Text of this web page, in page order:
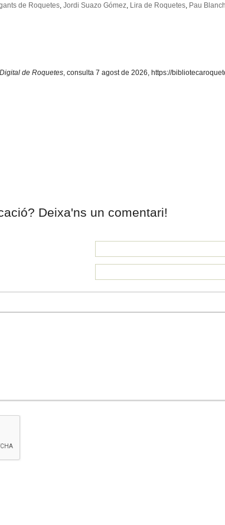
de Roquetes, Jordi Suazo Gómez, Lira de Roquetes, Pau
de Roquetes, consulta 7 agost de 2026, https://
Deixa'ns un comentari!